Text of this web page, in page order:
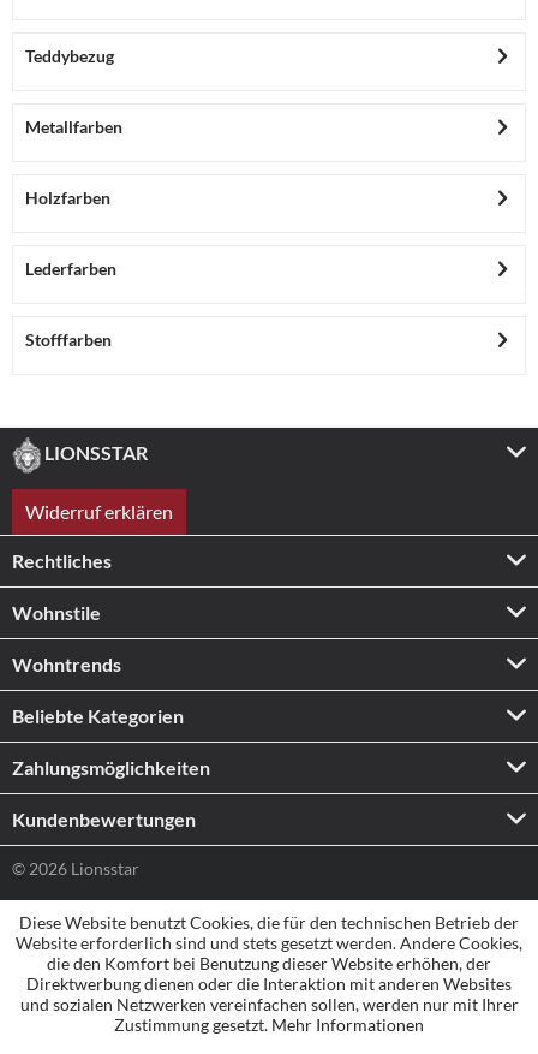
Teddybezug
Metallfarben
Holzfarben
Lederfarben
Stofffarben
LIONSSTAR
Widerruf erklären
Rechtliches
Wohnstile
Wohntrends
Beliebte Kategorien
Zahlungs­möglichkeiten
Kundenbewertungen
© 2026 Lionsstar
Diese Website benutzt Cookies, die für den technischen Betrieb der
Website erforderlich sind und stets gesetzt werden. Andere Cookies,
die den Komfort bei Benutzung dieser Website erhöhen, der
Direktwerbung dienen oder die Interaktion mit anderen Websites
und sozialen Netzwerken vereinfachen sollen, werden nur mit Ihrer
Zustimmung gesetzt. Mehr Informationen